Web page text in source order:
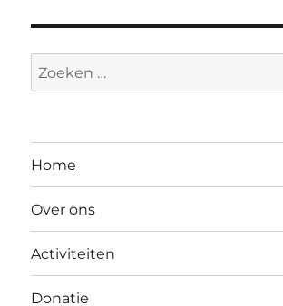
Zoeken
naar:
Home
Over ons
Activiteiten
Donatie